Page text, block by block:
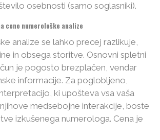
osebnosti (samo soglasniki).
ceno numerološke analize
analize se lahko precej razlikuje,
in obsega storitve. Osnovni spletni
je pogosto brezplačen, vendar
informacije. Za poglobljeno,
ki upošteva vsa vaša
medsebojne interakcije, boste
izkušenega numerologa. Cena je